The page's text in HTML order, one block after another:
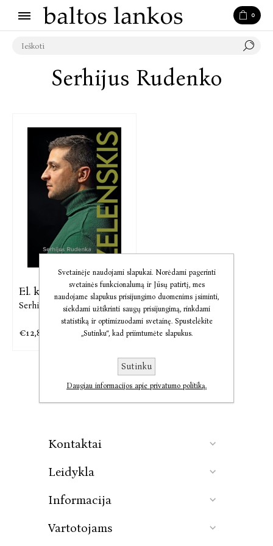
0
Serhijus Rudenko
El. knyga Zelenskis
Serhijus Rudenko
€12,88
Kontaktai
Leidykla
Informacija
Vartotojams
Svetainėje naudojami slapukai. Norėdami pagerinti
svetainės funkcionalumą ir Jūsų patirtį, mes
naudojame slapukus prisijungimo duomenims įsiminti,
siekdami užtikrinti saugų prisijungimą, rinkdami
statistiką ir optimizuodami svetainę. Spustelėkite
„Sutinku“, kad priimtumėte slapukus.
Sutinku
Daugiau informacijos apie privatumo politiką.